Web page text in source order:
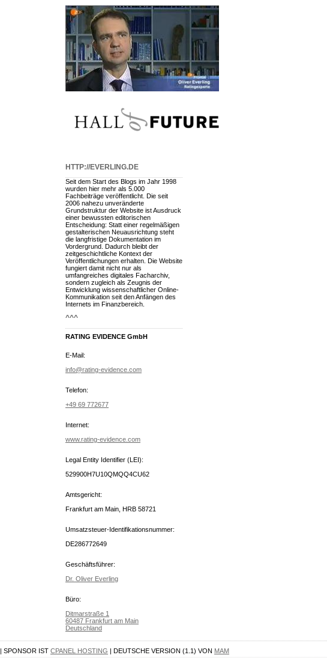
HTTP://EVERLING.DE
Seit dem Start des Blogs im Jahr 1998
wurden hier mehr als 5.000
Fachbeiträge veröffentlicht. Die seit
2006 nahezu unveränderte
Grundstruktur der Website ist Ausdruck
einer bewussten editorischen
Entscheidung: Statt einer regelmäßigen
gestalterischen Neuausrichtung steht
die langfristige Dokumentation im
Vordergrund. Dadurch bleibt der
zeitgeschichtliche Kontext der
Veröffentlichungen erhalten. Die Website
fungiert damit nicht nur als
umfangreiches digitales Facharchiv,
sondern zugleich als Zeugnis der
Entwicklung wissenschaftlicher Online-
Kommunikation seit den Anfängen des
Internets im Finanzbereich.
^^^
RATING EVIDENCE GmbH
E-Mail:
info@rating-evidence.com
Telefon:
+49 69 772677
Internet:
www.rating-evidence.com
Legal Entity Identifier (LEI):
529900H7U10QMQQ4CU62
Amtsgericht:
Frankfurt am Main, HRB 58721
Umsatzsteuer-Identifikationsnummer:
DE286772649
Geschäftsführer:
Dr. Oliver Everling
Büro:
Ditmarstraße 1
60487 Frankfurt am Main
Deutschland
| SPONSOR IST CPANEL HOSTING | DEUTSCHE VERSION (1.1) VON MAM